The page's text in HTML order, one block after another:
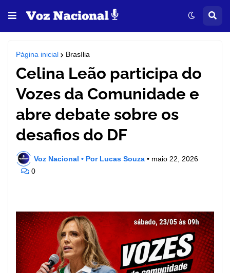
Página inicial Brasília
Celina Leão participa do
Vozes da Comunidade e
abre debate sobre os
desafios do DF
Voz Nacional • Por Lucas Souza • maio 22, 2026
0